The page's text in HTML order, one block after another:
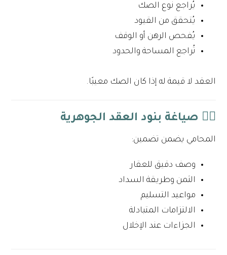
يُراجع نوع الصك
يُتحقق من القيود
يُفحص الرهن أو الوقف
تُراجع المساحة والحدود
العقد لا قيمة له إذا كان الصك معيبًا.
٣️⃣ صياغة بنود العقد الجوهرية
المحامي يضمن تضمين:
وصف دقيق للعقار
الثمن وطريقة السداد
مواعيد التسليم
الالتزامات المتبادلة
الجزاءات عند الإخلال